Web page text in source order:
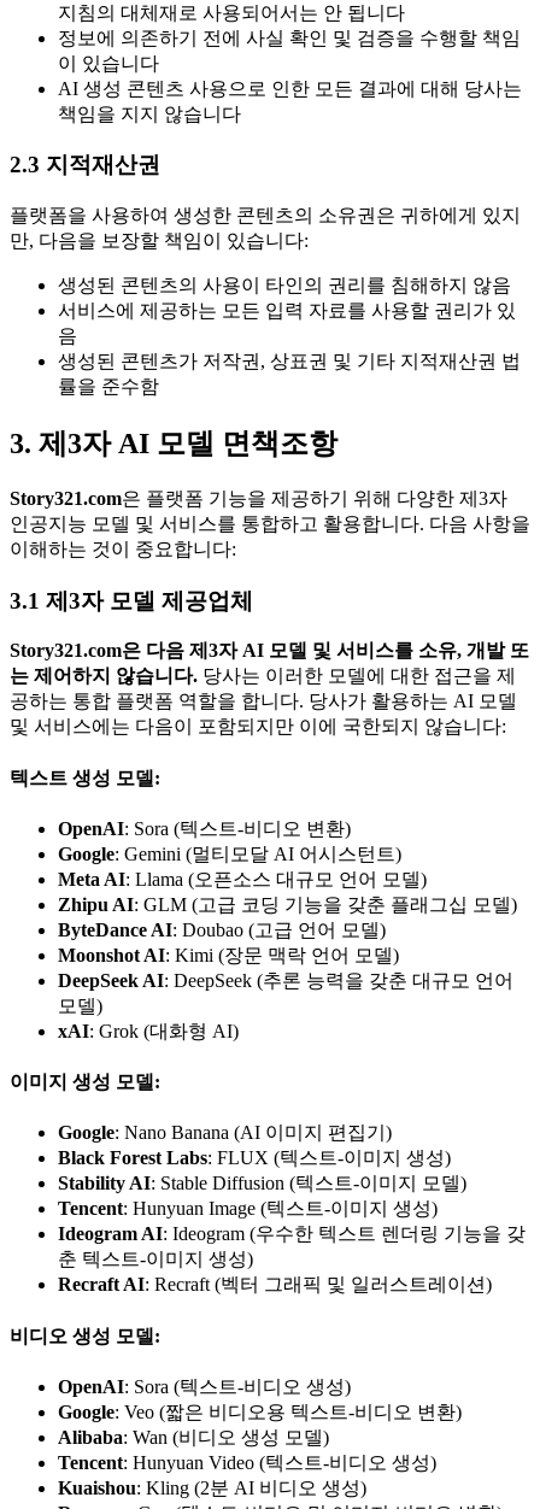
지침의 대체재로 사용되어서는 안 됩니다
정보에 의존하기 전에 사실 확인 및 검증을 수행할 책임
이 있습니다
AI 생성 콘텐츠 사용으로 인한 모든 결과에 대해 당사는
책임을 지지 않습니다
2.3 지적재산권
플랫폼을 사용하여 생성한 콘텐츠의 소유권은 귀하에게 있지
만, 다음을 보장할 책임이 있습니다:
생성된 콘텐츠의 사용이 타인의 권리를 침해하지 않음
서비스에 제공하는 모든 입력 자료를 사용할 권리가 있
음
생성된 콘텐츠가 저작권, 상표권 및 기타 지적재산권 법
률을 준수함
3. 제3자 AI 모델 면책조항
Story321.com은 플랫폼 기능을 제공하기 위해 다양한 제3자
인공지능 모델 및 서비스를 통합하고 활용합니다. 다음 사항을
이해하는 것이 중요합니다:
3.1 제3자 모델 제공업체
Story321.com은 다음 제3자 AI 모델 및 서비스를 소유, 개발 또
는 제어하지 않습니다. 당사는 이러한 모델에 대한 접근을 제
공하는 통합 플랫폼 역할을 합니다. 당사가 활용하는 AI 모델
및 서비스에는 다음이 포함되지만 이에 국한되지 않습니다:
텍스트 생성 모델:
OpenAI: Sora (텍스트-비디오 변환)
Google: Gemini (멀티모달 AI 어시스턴트)
Meta AI: Llama (오픈소스 대규모 언어 모델)
Zhipu AI: GLM (고급 코딩 기능을 갖춘 플래그십 모델)
ByteDance AI: Doubao (고급 언어 모델)
Moonshot AI: Kimi (장문 맥락 언어 모델)
DeepSeek AI: DeepSeek (추론 능력을 갖춘 대규모 언어
모델)
xAI: Grok (대화형 AI)
이미지 생성 모델:
Google: Nano Banana (AI 이미지 편집기)
Black Forest Labs: FLUX (텍스트-이미지 생성)
Stability AI: Stable Diffusion (텍스트-이미지 모델)
Tencent: Hunyuan Image (텍스트-이미지 생성)
Ideogram AI: Ideogram (우수한 텍스트 렌더링 기능을 갖
춘 텍스트-이미지 생성)
Recraft AI: Recraft (벡터 그래픽 및 일러스트레이션)
비디오 생성 모델:
OpenAI: Sora (텍스트-비디오 생성)
Google: Veo (짧은 비디오용 텍스트-비디오 변환)
Alibaba: Wan (비디오 생성 모델)
Tencent: Hunyuan Video (텍스트-비디오 생성)
Kuaishou: Kling (2분 AI 비디오 생성)